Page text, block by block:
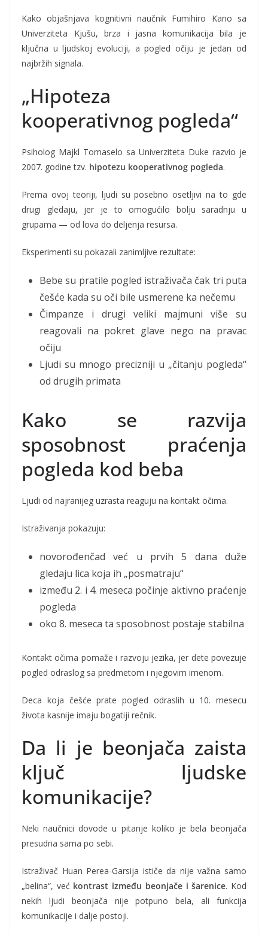
Kako objašnjava kognitivni naučnik Fumihiro Kano sa
Univerziteta Kjušu, brza i jasna komunikacija bila je
ključna u ljudskoj evoluciji, a pogled očiju je jedan od
najbržih signala.
„Hipoteza
kooperativnog pogleda“
Psiholog Majkl Tomaselo sa Univerziteta Duke razvio je
2007. godine tzv. hipotezu kooperativnog pogleda.
Prema ovoj teoriji, ljudi su posebno osetljivi na to gde
drugi gledaju, jer je to omogućilo bolju saradnju u
grupama — od lova do deljenja resursa.
Eksperimenti su pokazali zanimljive rezultate:
Bebe su pratile pogled istraživača čak tri puta
češće kada su oči bile usmerene ka nečemu
Čimpanze i drugi veliki majmuni više su
reagovali na pokret glave nego na pravac
očiju
Ljudi su mnogo precizniji u „čitanju pogleda“
od drugih primata
Kako se razvija
sposobnost praćenja
pogleda kod beba
Ljudi od najranijeg uzrasta reaguju na kontakt očima.
Istraživanja pokazuju:
novorođenčad već u prvih 5 dana duže
gledaju lica koja ih „posmatraju“
između 2. i 4. meseca počinje aktivno praćenje
pogleda
oko 8. meseca ta sposobnost postaje stabilna
Kontakt očima pomaže i razvoju jezika, jer dete povezuje
pogled odraslog sa predmetom i njegovim imenom.
Deca koja češće prate pogled odraslih u 10. mesecu
života kasnije imaju bogatiji rečnik.
Da li je beonjača zaista
ključ ljudske
komunikacije?
Neki naučnici dovode u pitanje koliko je bela beonjača
presudna sama po sebi.
Istraživač Huan Perea-Garsija ističe da nije važna samo
„belina“, već kontrast između beonjače i šarenice. Kod
nekih ljudi beonjača nije potpuno bela, ali funkcija
komunikacije i dalje postoji.